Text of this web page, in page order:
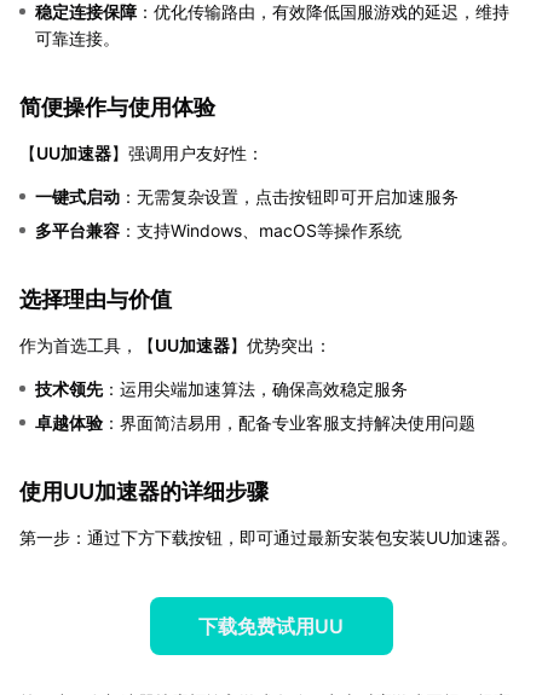
稳定连接保障 ：优化传输路由，有效降低国服游戏的延迟，维持
可靠连接。
简便操作与使用体验
【UU加速器】强调用户友好性：
一键式启动 ：无需复杂设置，点击按钮即可开启加速服务
多平台兼容 ：支持Windows、macOS等操作系统
选择理由与价值
作为首选工具，【UU加速器】优势突出：
技术领先：运用尖端加速算法，确保高效稳定服务
卓越体验 ：界面简洁易用，配备专业客服支持解决使用问题
使用UU加速器的详细步骤
第一步：通过下方下载按钮，即可通过最新安装包安装UU加速器。
下载免费试用UU